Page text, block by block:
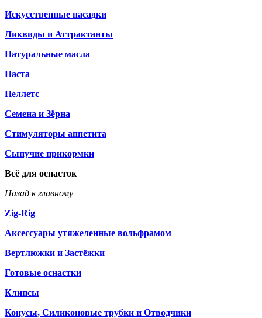
Искусственные насадки
Ликвиды и Аттрактанты
Натуральные масла
Паста
Пеллетс
Семена и Зёрна
Стимуляторы аппетита
Сыпучие прикормки
Всё для оснасток
Назад к главному
Zig-Rig
Аксессуары утяжеленные вольфрамом
Вертлюжки и Застёжки
Готовые оснастки
Клипсы
Конусы, Силиконовые трубки и Отводчики